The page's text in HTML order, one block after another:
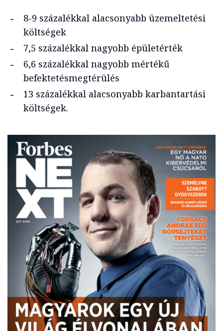
8-9 százalékkal alacsonyabb üzemeltetési
költségek
7,5 százalékkal nagyobb épületérték
6,6 százalékkal nagyobb mértékű
befektetésmegtérülés
13 százalékkal alacsonyabb karbantartási
költségek.